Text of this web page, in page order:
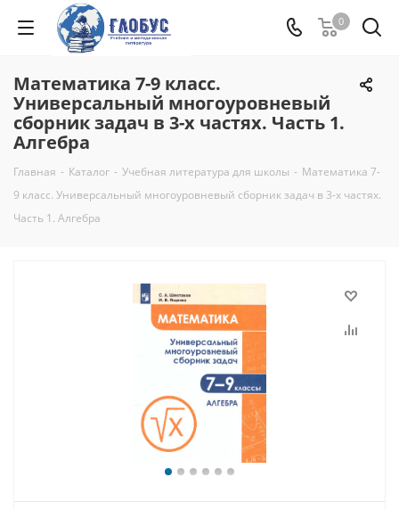
0
Математика 7-9 класс.
Универсальный многоуровневый
сборник задач в 3-х частях. Часть 1.
Алгебра
Главная - Каталог - Учебная литература для школы - Математика 7-
9 класс. Универсальный многоуровневый сборник задач в 3-х частях.
Часть 1. Алгебра